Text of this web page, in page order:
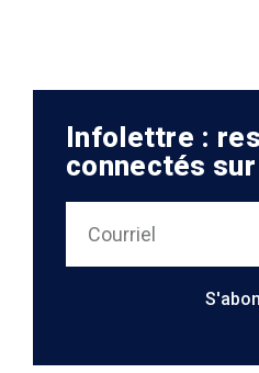
Infolettre :
connectés